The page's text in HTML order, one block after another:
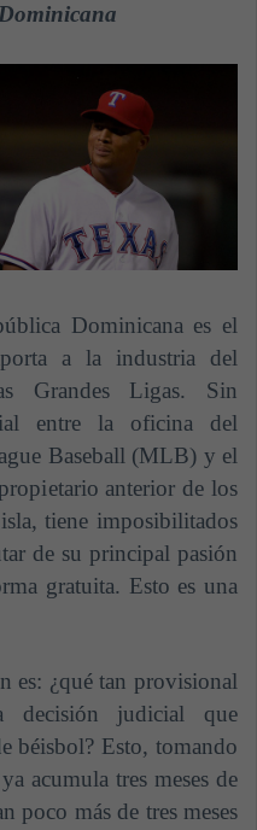
Dominicana es el
a la industria del
Grandes Ligas. Sin
entre la oficina del
Baseball (MLB) y el
anterior de los
tiene imposibilitados
de su principal pasión
gratuita. Esto es una
es: ¿qué tan provisional
decisión judicial que
béisbol? Esto, tomando
acumula tres meses de
poco más de tres meses